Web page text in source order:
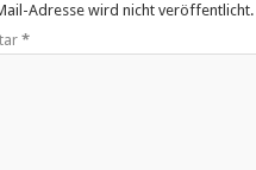
Adresse wird nicht veröffentlicht.
*